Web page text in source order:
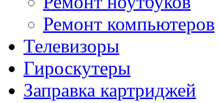
Ремонт компьютеров
Телевизоры
Гироскутеры
Заправка картриджей